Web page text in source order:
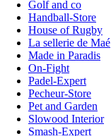
Golf and co
Handball-Store
House of Rugby
La sellerie de Maé
Made in Paradis
On-Fight
Padel-Expert
Pecheur-Store
Pet and Garden
Slowood Interior
Smash-Expert